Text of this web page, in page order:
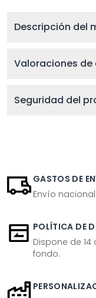
Descripción del
Valoraciones de
Seguridad del
GASTOS DE
Envío
POLÍTICA DE
Dispone de
fondo.